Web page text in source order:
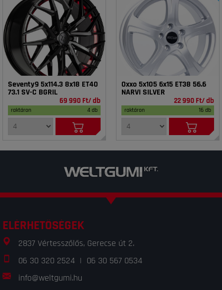
Seventy9 5x114.3 8x18 ET40
73.1 SV-C BGRIL
69 990 Ft/ db
raktáron 4 db
Oxxo 5x105 6x15 ET38 56.6
NARVI SILVER
22 990 Ft/ db
raktáron 16 db
ELÉRHETŐSÉGEK
2837 Vértesszőlős, Gerecse út 2.
06 30 320 2524 | 06 30 567 0534
info@weltgumi.hu